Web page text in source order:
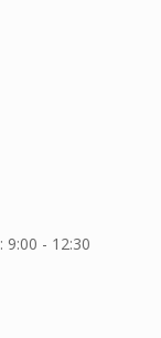
9:00 - 12:30